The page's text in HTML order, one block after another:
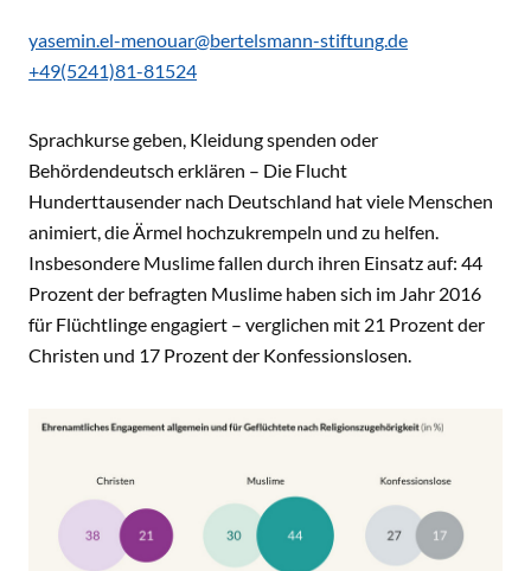
yasemin.el-menouar@bertelsmann-stiftung.de
+49(5241)81-81524
Sprachkurse geben, Kleidung spenden oder
Behördendeutsch erklären – Die Flucht
Hunderttausender nach Deutschland hat viele Menschen
animiert, die Ärmel hochzukrempeln und zu helfen.
Insbesondere Muslime fallen durch ihren Einsatz auf: 44
Prozent der befragten Muslime haben sich im Jahr 2016
für Flüchtlinge engagiert – verglichen mit 21 Prozent der
Christen und 17 Prozent der Konfessionslosen.